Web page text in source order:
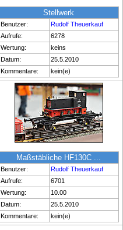
Stellwerk
Benutzer:
Rudolf Theuerkauf
Aufrufe:
6278
Wertung:
keins
Datum:
25.5.2010
Kommentare:
kein(e)
Maßstäbliche HF130C ...
Benutzer:
Rudolf Theuerkauf
Aufrufe:
6701
Wertung:
10.00
Datum:
25.5.2010
Kommentare:
kein(e)